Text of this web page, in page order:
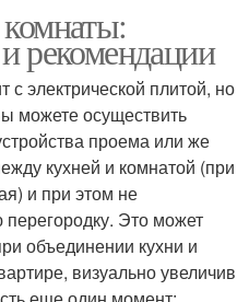
рекомендации
электрической плитой, но
можете осуществить
проема или же
кухней и комнатой (при
и при этом не
Это может
объединении кухни и
визуально увеличив